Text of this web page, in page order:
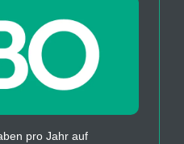
pro Jahr auf